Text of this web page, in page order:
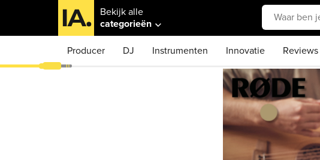
Bekijk alle
categorieën
Producer DJ Instrumenten Innovatie Reviews